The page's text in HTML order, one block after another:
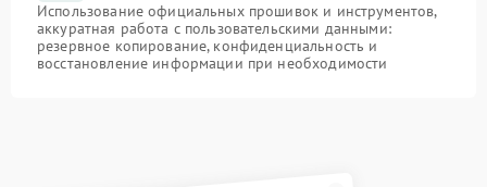
Использование официальных прошивок и инструментов,
аккуратная работа с пользовательскими данными:
резервное копирование, конфиденциальность и
восстановление информации при необходимости